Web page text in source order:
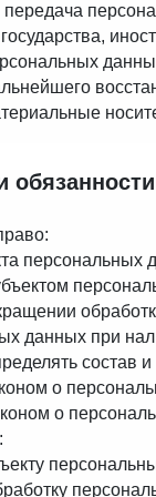
передача
данных при
состав
о
о